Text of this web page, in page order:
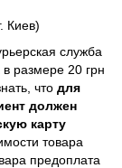
Киев)
служба
размере 20 грн
что для
должен
карту
товара
предоплата